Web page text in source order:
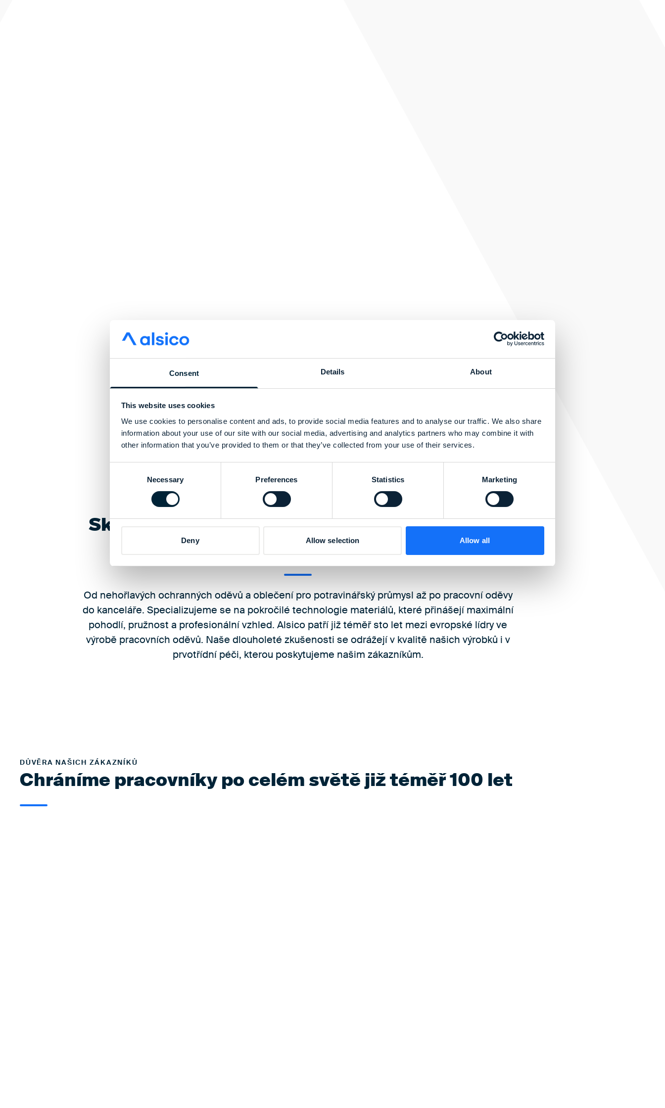
Consent Details About
This website uses cookies
We use cookies to personalise content and ads, to provide social media features and to analyse our traffic. We also share
information about your use of our site with our social media, advertising and analytics partners who may combine it with
other information that you’ve provided to them or that they’ve collected from your use of their services.
Necessary Preferences Statistics Marketing
Deny Allow selection Allow all
Skupina Alsico je jedním z největších výrobců
pracovních oděvů v Evropě.
Od nehořlavých ochranných oděvů a oblečení pro potravinářský průmysl až po pracovní oděvy
do kanceláře. Specializujeme se na pokročilé technologie materiálů, které přinášejí maximální
pohodlí, pružnost a profesionální vzhled. Alsico patří již téměř sto let mezi evropské lídry ve
výrobě pracovních oděvů. Naše dlouholeté zkušenosti se odrážejí v kvalitě našich výrobků i v
prvotřídní péči, kterou poskytujeme našim zákazníkům.
DŮVĚRA NAŠICH ZÁKAZNÍKŮ
Chráníme pracovníky po celém světě již téměř 100 let